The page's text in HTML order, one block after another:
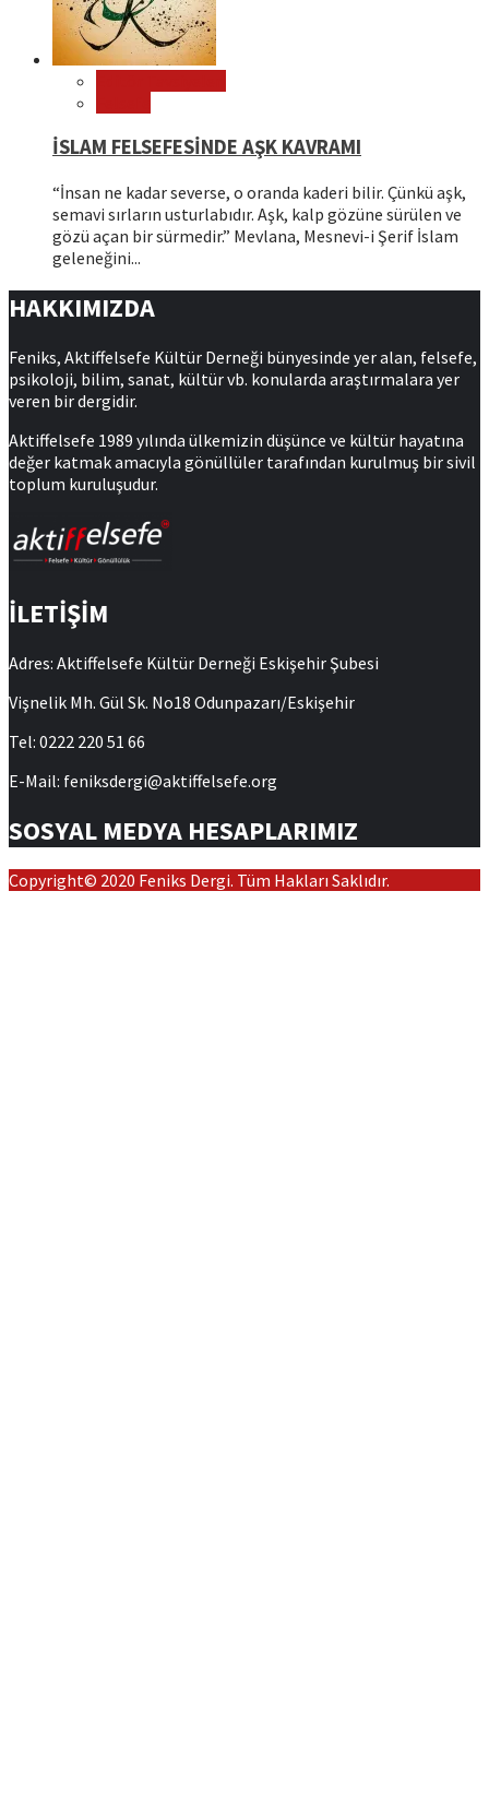
İSLAM FELSEFESİNDE AŞK KAVRAMI
“İnsan ne kadar severse, o oranda kaderi bilir. Çünkü aşk,
semavi sırların usturlabıdır. Aşk, kalp gözüne sürülen ve
gözü açan bir sürmedir.” Mevlana, Mesnevi-i Şerif İslam
geleneğini...
HAKKIMIZDA
Feniks, Aktiffelsefe Kültür Derneği bünyesinde yer alan, felsefe,
psikoloji, bilim, sanat, kültür vb. konularda araştırmalara yer
veren bir dergidir.
Aktiffelsefe 1989 yılında ülkemizin düşünce ve kültür hayatına
değer katmak amacıyla gönüllüler tarafından kurulmuş bir sivil
toplum kuruluşudur.
İLETİŞİM
Adres: Aktiffelsefe Kültür Derneği Eskişehir Şubesi
Vişnelik Mh. Gül Sk. No18 Odunpazarı/Eskişehir
Tel: 0222 220 51 66
E-Mail: feniksdergi@aktiffelsefe.org
SOSYAL MEDYA HESAPLARIMIZ
Copyright© 2020 Feniks Dergi. Tüm Hakları Saklıdır.